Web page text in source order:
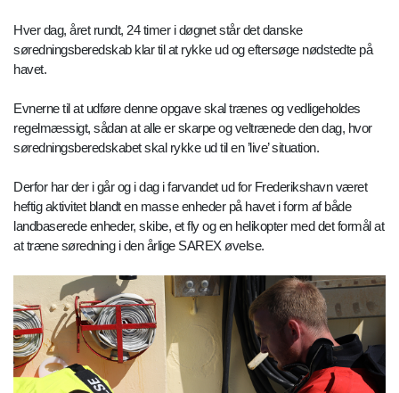
Hver dag, året rundt, 24 timer i døgnet står det danske
søredningsberedskab klar til at rykke ud og eftersøge nødstedte på
havet.
Evnerne til at udføre denne opgave skal trænes og vedligeholdes
regelmæssigt, sådan at alle er skarpe og veltrænede den dag, hvor
søredningsberedskabet skal rykke ud til en ’live’ situation.
Derfor har der i går og i dag i farvandet ud for Frederikshavn været
heftig aktivitet blandt en masse enheder på havet i form af både
landbaserede enheder, skibe, et fly og en helikopter med det formål at
at træne søredning i den årlige SAREX øvelse.